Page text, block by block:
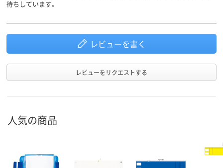
待ちしています。
レビューを書く
レビューをリクエストする
人気の商品